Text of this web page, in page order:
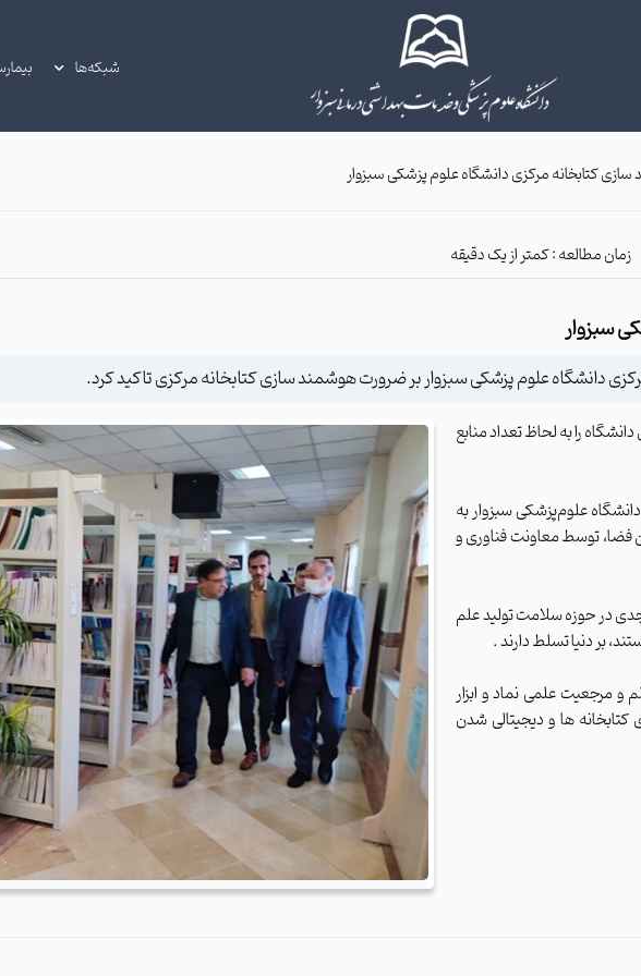
شبکه‌ها
کتابخانه مرکزی دانشگاه علوم پزشکی سبزوار
زمان مطالعه : کمتر از یک دقیقه
سبزوار
دانشگاه علوم پزشکی سبزوار بر ضرورت هوشمند سازی کتابخانه مرکزی تاکید کرد.
را به لحاظ تعداد منابع
علوم‌پزشکی سبزوار به
فضا، توسط معاونت فناوری و
در حوزه سلامت تولید علم
بر دنیا تسلط دارند .
و مرجعیت علمی نماد و ابزار
ها و دیجیتالی شدن